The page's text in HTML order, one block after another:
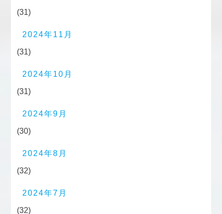
(31)
2024年11月
(31)
2024年10月
(31)
2024年9月
(30)
2024年8月
(32)
2024年7月
(32)